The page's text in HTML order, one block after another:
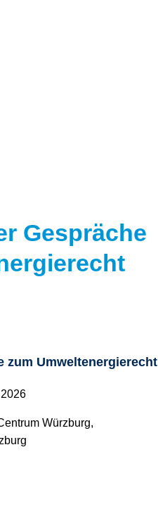
Gespräche
zum Umweltenergierecht
Würzburg,